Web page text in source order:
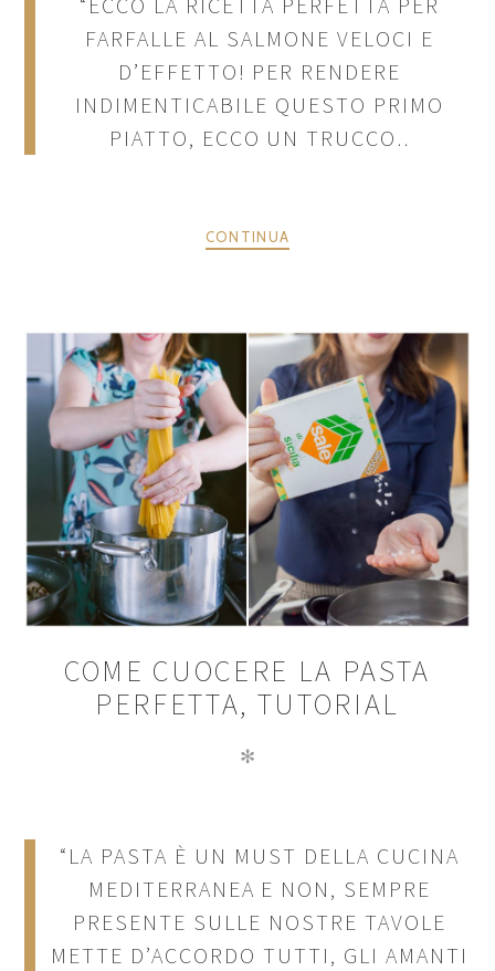
FARFALLE AL SALMONE VELOCI E
D’EFFETTO! PER RENDERE
INDIMENTICABILE QUESTO PRIMO
PIATTO, ECCO UN TRUCCO..
CONTINUA
COME CUOCERE LA PASTA
PERFETTA, TUTORIAL
✻
“LA PASTA È UN MUST DELLA CUCINA
MEDITERRANEA E NON, SEMPRE
PRESENTE SULLE NOSTRE TAVOLE
METTE D’ACCORDO TUTTI, GLI AMANTI